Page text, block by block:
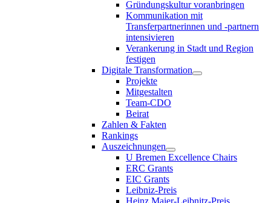
Gründungskultur voranbringen
Kommunikation mit
Transferpartnerinnen und -partnern
intensivieren
Verankerung in Stadt und Region
festigen
Digitale Transformation
Projekte
Mitgestalten
Team-CDO
Beirat
Zahlen & Fakten
Rankings
Auszeichnungen
U Bremen Excellence Chairs
ERC Grants
EIC Grants
Leibniz-Preis
Heinz Maier-Leibnitz-Preis